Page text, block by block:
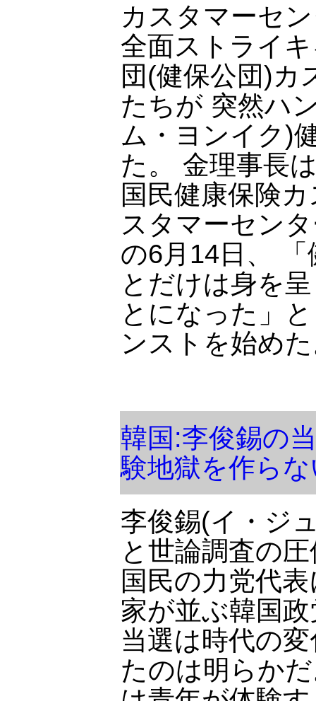
カスタマーセ
全面ストライ
団(健保公団)カ
たちが 突然ハ
ム・ヨンイク)
た。 金理事長
国民健康保険
スタマーセン
の6月14日、
とだけは身を
とになった」
ンストを始め
韓国:李俊錫の
験地獄を作ら
李俊錫(イ・ジ
と世論調査の
国民の力党代
家が並ぶ韓国
当選は時代の
たのは明らか